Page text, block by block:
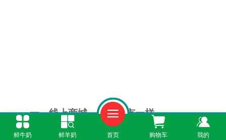
一、线上商城，像逛超市一样
鲜牛奶 鲜羊奶 首页 购物车 我的